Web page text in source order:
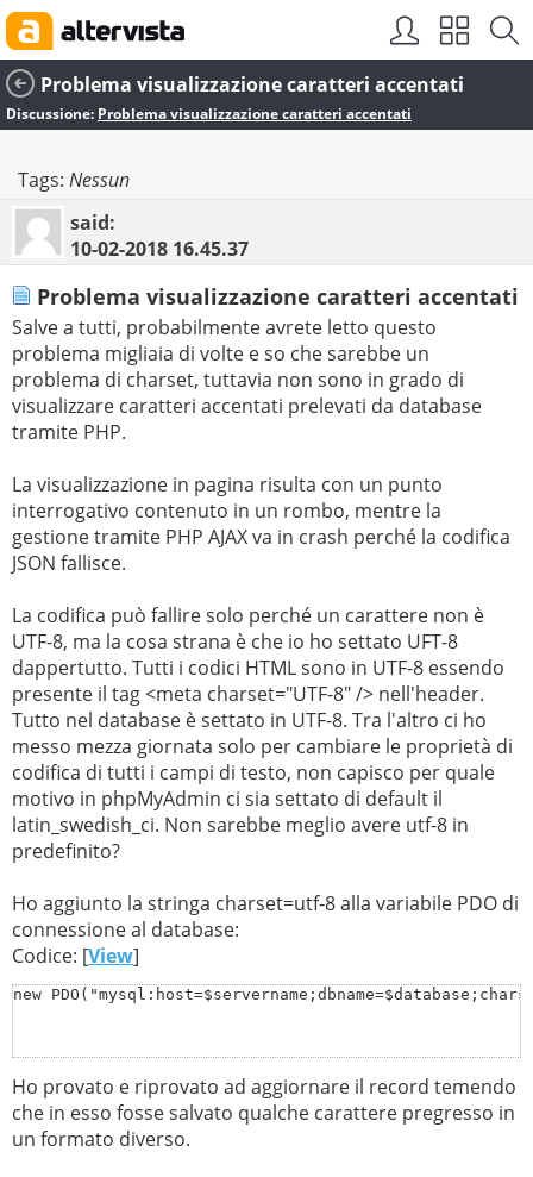
Problema visualizzazione caratteri accentati
Discussione: Problema visualizzazione caratteri accentati
Tags: Nessun
said:
10-02-2018 16.45.37
Problema visualizzazione caratteri accentati
Salve a tutti, probabilmente avrete letto questo
problema migliaia di volte e so che sarebbe un
problema di charset, tuttavia non sono in grado di
visualizzare caratteri accentati prelevati da database
tramite PHP.
La visualizzazione in pagina risulta con un punto
interrogativo contenuto in un rombo, mentre la
gestione tramite PHP AJAX va in crash perché la codifica
JSON fallisce.
La codifica può fallire solo perché un carattere non è
UTF-8, ma la cosa strana è che io ho settato UFT-8
dappertutto. Tutti i codici HTML sono in UTF-8 essendo
presente il tag <meta charset="UTF-8" /> nell'header.
Tutto nel database è settato in UTF-8. Tra l'altro ci ho
messo mezza giornata solo per cambiare le proprietà di
codifica di tutti i campi di testo, non capisco per quale
motivo in phpMyAdmin ci sia settato di default il
latin_swedish_ci. Non sarebbe meglio avere utf-8 in
predefinito?
Ho aggiunto la stringa charset=utf-8 alla variabile PDO di
connessione al database:
Codice: [View]
new
Ho provato e riprovato ad aggiornare il record temendo
che in esso fosse salvato qualche carattere pregresso in
un formato diverso.